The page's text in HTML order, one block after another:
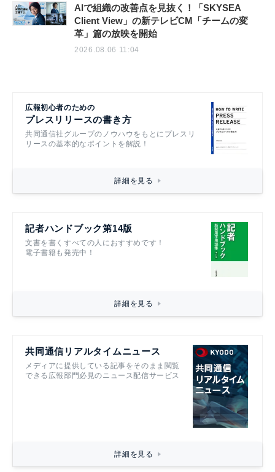
AIで組織の改善点を見抜く！「SKYSEA
Client View」の新テレビCM「チームの変
革」篇の放映を開始
2026.08.06 11:04
広報初心者のための
プレスリリースの書き方
共同通信社グループのノウハウをもとにプレスリ
リースの基本的なポイントを解説！
詳細を見る
記者ハンドブック第14版
文書を書くすべての人におすすめです！
電子書籍も発売中！
詳細を見る
共同通信リアルタイムニュース
メディアに提供している記事をそのまま閲覧
できる広報部門必見のニュース配信サービス
詳細を見る